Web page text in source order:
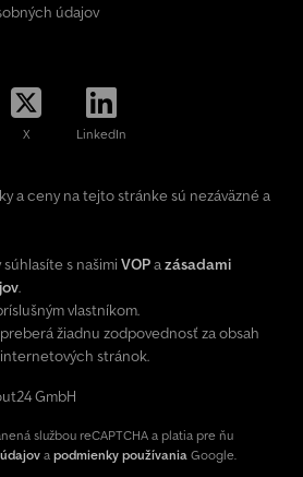
údajov
X LinkedIn
a ceny na tejto stránke sú nezáväzné a
s našimi VOPazásadami
.
vlastníkom.
žiadnu zodpovednosť za obsah
stránok.
GmbH
službou reCAPTCHA a platia pre ňu
a podmienky používania Google.